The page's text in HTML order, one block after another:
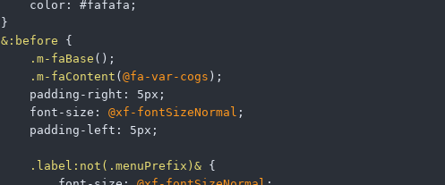
color : #fafafa ;
}
&:before
{
.m-faBase ( ) ;
.m-faContent ( @fa-var-cogs ) ;
padding-right : 5px ;
font-size : @xf-fontSizeNormal ;
padding-left : 5px ;
.label:not(.menuPrefix)& {